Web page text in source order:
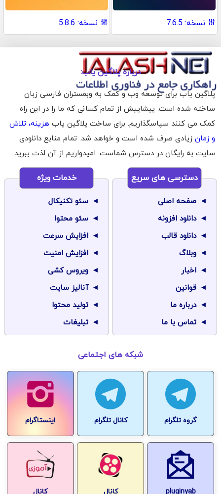
نسخه: 7.6.5 نسخه: 5.8.6
درباره پلاگین یاب:
پلاگین یاب برای توسعه وب و کمک به وبمستران فارسی زبان
ساخته شده است. پیشاپیش از تمام کسانی که ما را در این راه
کمک می کنند سپاسگذاریم. برای ساخت پلاگین یاب هزینه، تلاش
و زمان زیادی صرف شده است و خواهد شد. تمام منابع دانلودی
سایت به رایگان در دسترس شماست. امیدواریم از آن لذت ببرید.
دسترسی های سریع
صفحه اصلی
دانلود افزونه
دانلود قالب
وبلاگ
اخبار
قوانین
درباره ما
تماس با ما
خدمات ویژه
سئو تکنیکال
سئو محتوا
افزایش سرعت
افزایش امنیت
ویروس کشی
آنالیز سایت
تولید محتوا
تبلیغات
شبکه های اجتماعی
گروه تلگرام کانال تلگرام اینستاگرام
pluginyab کانال کانال